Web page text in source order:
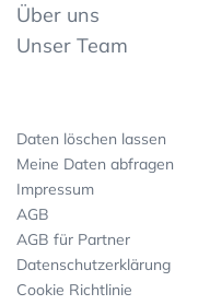
Über uns
Unser Team
Daten löschen lassen
Meine Daten abfragen
Impressum
AGB
AGB für Partner
Datenschutzerklärung
Cookie Richtlinie